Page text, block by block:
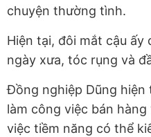
chuyện thường tình.
Hiện tại, đôi mắt cậu ấy
ngày xưa, tóc rụng và
Đồng nghiệp Dũng hiện
làm công việc bán
việc tiềm năng có thể